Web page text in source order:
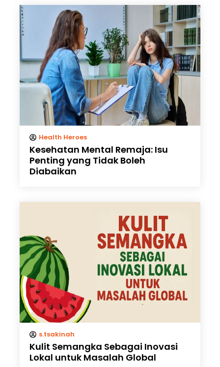
Health Heroes
Kesehatan Mental Remaja: Isu
Penting yang Tidak Boleh
Diabaikan
s.tsakinah
Kulit Semangka Sebagai Inovasi
Lokal untuk Masalah Global